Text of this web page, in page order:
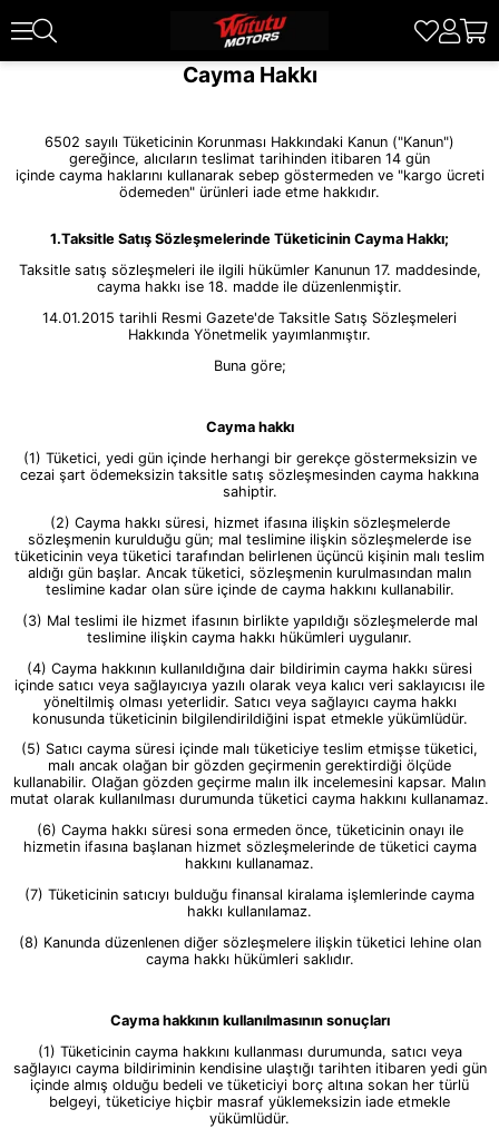
Cayma Hakkı
6502 sayılı Tüketicinin Korunması Hakkındaki Kanun ("Kanun")
gereğince, alıcıların teslimat tarihinden itibaren 14 gün
içinde cayma haklarını kullanarak sebep göstermeden ve "kargo ücreti
ödemeden" ürünleri iade etme hakkıdır.
1.Taksitle Satış Sözleşmelerinde Tüketicinin Cayma Hakkı;
Taksitle satış sözleşmeleri ile ilgili hükümler Kanunun 17. maddesinde,
cayma hakkı ise 18. madde ile düzenlenmiştir.
14.01.2015 tarihli Resmi Gazete'de Taksitle Satış Sözleşmeleri
Hakkında Yönetmelik yayımlanmıştır.
Buna göre;
Cayma hakkı
(1) Tüketici, yedi gün içinde herhangi bir gerekçe göstermeksizin ve
cezai şart ödemeksizin taksitle satış sözleşmesinden cayma hakkına
sahiptir.
(2) Cayma hakkı süresi, hizmet ifasına ilişkin sözleşmelerde
sözleşmenin kurulduğu gün; mal teslimine ilişkin sözleşmelerde ise
tüketicinin veya tüketici tarafından belirlenen üçüncü kişinin malı teslim
aldığı gün başlar. Ancak tüketici, sözleşmenin kurulmasından malın
teslimine kadar olan süre içinde de cayma hakkını kullanabilir.
(3) Mal teslimi ile hizmet ifasının birlikte yapıldığı sözleşmelerde mal
teslimine ilişkin cayma hakkı hükümleri uygulanır.
(4) Cayma hakkının kullanıldığına dair bildirimin cayma hakkı süresi
içinde satıcı veya sağlayıcıya yazılı olarak veya kalıcı veri saklayıcısı ile
yöneltilmiş olması yeterlidir. Satıcı veya sağlayıcı cayma hakkı
konusunda tüketicinin bilgilendirildiğini ispat etmekle yükümlüdür.
(5) Satıcı cayma süresi içinde malı tüketiciye teslim etmişse tüketici,
malı ancak olağan bir gözden geçirmenin gerektirdiği ölçüde
kullanabilir. Olağan gözden geçirme malın ilk incelemesini kapsar. Malın
mutat olarak kullanılması durumunda tüketici cayma hakkını kullanamaz.
(6) Cayma hakkı süresi sona ermeden önce, tüketicinin onayı ile
hizmetin ifasına başlanan hizmet sözleşmelerinde de tüketici cayma
hakkını kullanamaz.
(7) Tüketicinin satıcıyı bulduğu finansal kiralama işlemlerinde cayma
hakkı kullanılamaz.
(8) Kanunda düzenlenen diğer sözleşmelere ilişkin tüketici lehine olan
cayma hakkı hükümleri saklıdır.
Cayma hakkının kullanılmasının sonuçları
(1) Tüketicinin cayma hakkını kullanması durumunda, satıcı veya
sağlayıcı cayma bildiriminin kendisine ulaştığı tarihten itibaren yedi gün
içinde almış olduğu bedeli ve tüketiciyi borç altına sokan her türlü
belgeyi, tüketiciye hiçbir masraf yüklemeksizin iade etmekle
yükümlüdür.